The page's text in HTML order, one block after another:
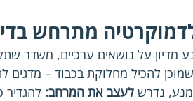
מתרחש
מדיון על נושאים ערכיים, משדר
להכיל מחלוקת בכבוד – מדגים
נדרש לעצב את המרחב: